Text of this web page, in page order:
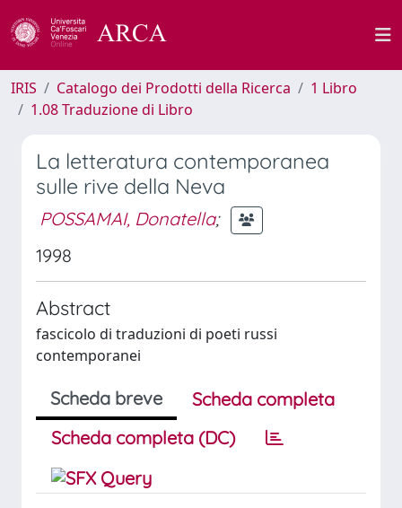
IRIS Catalogo dei Prodotti della Ricerca
1 Libro
1.08 Traduzione di Libro
La letteratura contemporanea
sulle rive della Neva
POSSAMAI, Donatella;
1998
Abstract
fascicolo di traduzioni di poeti russi
contemporanei
Scheda breve
Scheda completa
Scheda completa (DC)